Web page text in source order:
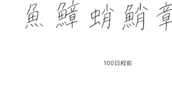
100日程前